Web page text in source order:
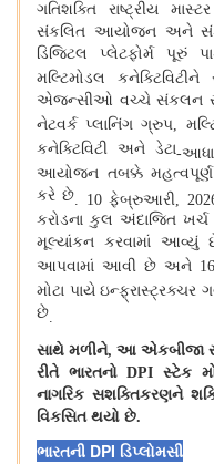
ગતિશક્તિ રાષ્ટ્રીય
સંકલિત આયોજન અને
ડિજિટલ પ્લેટફોર્મ પૂરું
મલ્ટિમોડલ
એજન્સીઓ વચ્ચે સંકલન
નેટવર્ક પ્લાનિંગ ગ્રુપ,
કનેક્ટિવિટી અને ડેટા-
આયોજન તબક્કે મહત્વપૂર્ણ
કરે છે. 10 ફેબ્રુઆરી,
કરોડના કુલ અંદાજિત
મૂલ્યાંકન કરવામાં આવ્યું
આપવામાં આવી છે અને
મોટા પાયે ઇન્ફ્રાસ્ટ્રક્ચર
છે.
સાથે મળીને, આ એકબીજા
રીતે ભારતનો DPI સ્ટેક
નાગરિક સશક્તિકરણને
વિકસિત થયો છે.
ભારતની DPI ડિપ્લોમસી